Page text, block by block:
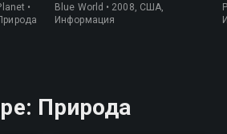
•
Blue World • 2008, США,
Информация
Природа